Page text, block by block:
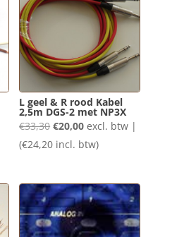
L geel & R rood Kabel
2,5m DGS-2 met NP3X
€33,30 Oorspronkelijke
prijs
€33,30.
€20,00Huidige
prijs
€20,00.
excl. btw |
(€24,20 incl. btw)